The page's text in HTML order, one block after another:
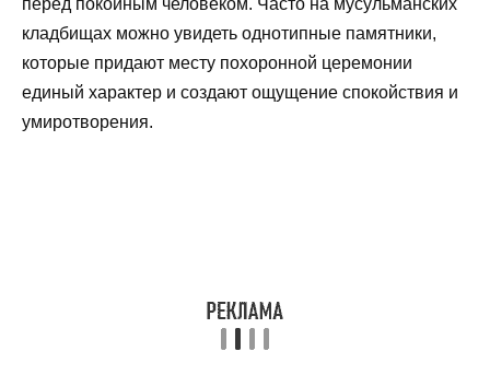
перед покойным человеком. Часто на мусульманских
кладбищах можно увидеть однотипные памятники,
которые придают месту похоронной церемонии
единый характер и создают ощущение спокойствия и
умиротворения.